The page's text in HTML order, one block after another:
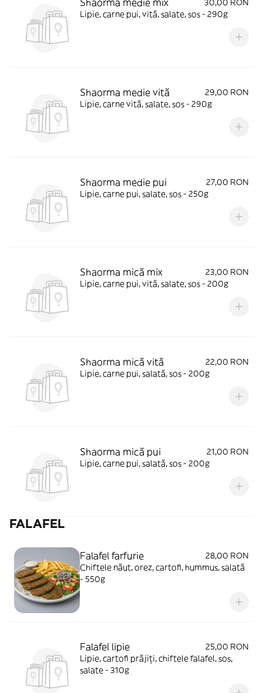
Shaorma medie mix
30,00 RON
Lipie, carne pui, vită, salate, sos - 290g
Shaorma medie vită
29,00 RON
Lipie, carne vită, salate, sos - 290g
Shaorma medie pui
27,00 RON
Lipie, carne pui, salate, sos - 250g
Shaorma mică mix
23,00 RON
Lipie, carne pui, vită, salate, sos - 200g
Shaorma mică vită
22,00 RON
Lipie, carne pui, salată, sos - 200g
Shaorma mică pui
21,00 RON
Lipie, carne pui, salată, sos - 200g
FALAFEL
Falafel farfurie
28,00 RON
Chiftele năut, orez, cartofi, hummus, salată
- 550g
Falafel lipie
25,00 RON
Lipie, cartofi prăjiți, chiftele falafel, sos,
salate - 310g